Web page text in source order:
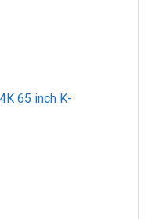
65 inch K-